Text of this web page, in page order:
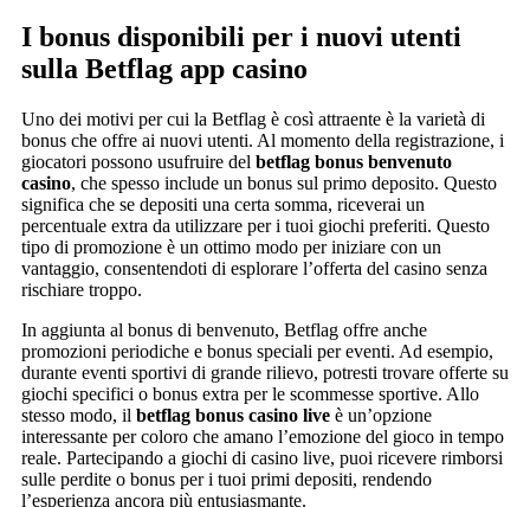
I bonus disponibili per i nuovi utenti
sulla Betflag app casino
Uno dei motivi per cui la Betflag è così attraente è la varietà di
bonus che offre ai nuovi utenti. Al momento della registrazione, i
giocatori possono usufruire del betflag bonus benvenuto
casino, che spesso include un bonus sul primo deposito. Questo
significa che se depositi una certa somma, riceverai un
percentuale extra da utilizzare per i tuoi giochi preferiti. Questo
tipo di promozione è un ottimo modo per iniziare con un
vantaggio, consentendoti di esplorare l’offerta del casino senza
rischiare troppo.
In aggiunta al bonus di benvenuto, Betflag offre anche
promozioni periodiche e bonus speciali per eventi. Ad esempio,
durante eventi sportivi di grande rilievo, potresti trovare offerte su
giochi specifici o bonus extra per le scommesse sportive. Allo
stesso modo, il betflag bonus casino live è un’opzione
interessante per coloro che amano l’emozione del gioco in tempo
reale. Partecipando a giochi di casino live, puoi ricevere rimborsi
sulle perdite o bonus per i tuoi primi depositi, rendendo
l’esperienza ancora più entusiasmante.